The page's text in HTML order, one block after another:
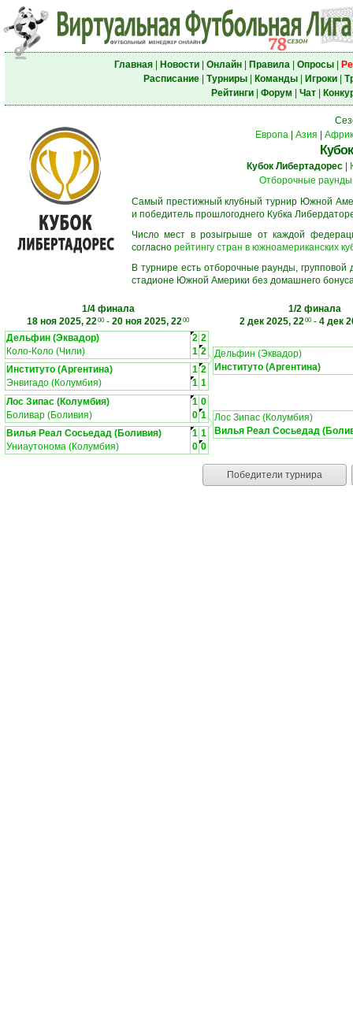
Главная| Новости| Онлайн| Правила| Опросы|
Расписание| Турниры| Команды| Игроки|
Рейтинги| Форум Чат|
Европа| Азия
Кубок Либертадорес
Отборочные раунды
Самый престижный клубный турнир Южной
и победитель прошлогоднего Кубка
Число мест в розыгрыше от каждой
согласно рейтингу стран в южноамериканских
В турнире есть отборочные раунды,
стадионе Южной Америки без домашнего
1/4 финала
18 ноя 2025, 2200- 20 ноя 2025, 2200
1/2 финала
2 дек 2025, 2200- 4 дек
Дельфин (Эквадор)
2 2
Коло-Коло (Чили)
1 2
Институто (Аргентина)
1 2
Энвигадо (Колумбия)
1 1
Дельфин (Эквадор)
Институто (Аргентина)
Лос Зипас (Колумбия) 1 0
Боливар (Боливия)
0 1
Вилья Реал Сосьедад (Боливия)
1 1
Униаутонома (Колумбия)
0 0
Лос Зипас (Колумбия)
Вилья Реал Сосьедад
Победители турнира